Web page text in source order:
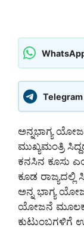
ಅನ್ನಭಾಗ್ಯ
ಮುಖ್ಯಮಂತ್ರಿ
ಕನಸಿನ ಕೂಸು
ಕೂಡ ರಾಜ್ಯದಲ್ಲಿ
ಅನ್ನ ಭಾಗ್ಯ
ಯೋಜನೆ ಮೂಲಕ
ಕುಟುಂಬಗಳಿಗೆ